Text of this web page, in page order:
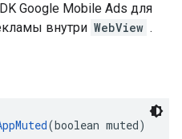
Google Mobile Ads для
внутри WebView .
(boolean muted)